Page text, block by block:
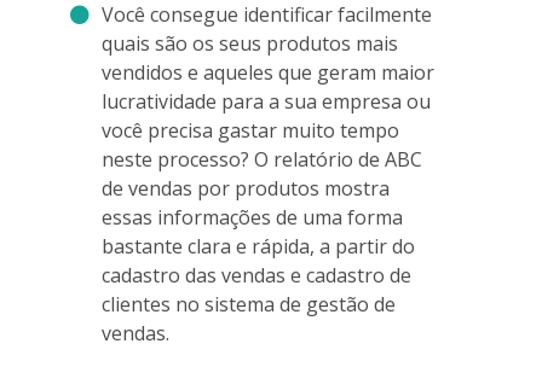
Você consegue identificar facilmente
quais são os seus produtos mais
vendidos e aqueles que geram maior
lucratividade para a sua empresa ou
você precisa gastar muito tempo
neste processo? O relatório de ABC
de vendas por produtos mostra
essas informações de uma forma
bastante clara e rápida, a partir do
cadastro das vendas e cadastro de
clientes no sistema de gestão de
vendas.